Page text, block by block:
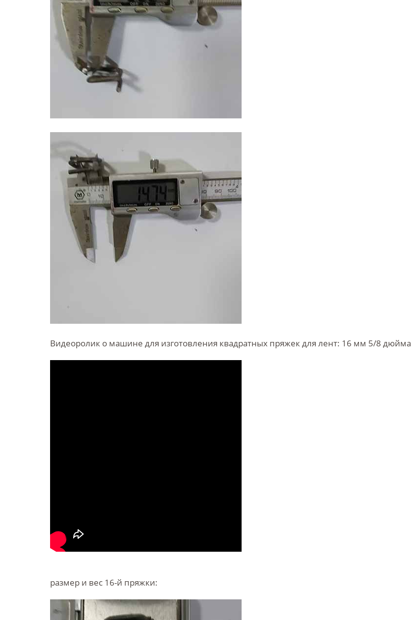
Видеоролик о машине для изготовления квадратных пряжек для лент: 16 мм 5/8 дюйма
размер и вес 16-й пряжки: